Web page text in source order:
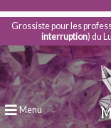
Grossiste pour les
interruption) du
Menu